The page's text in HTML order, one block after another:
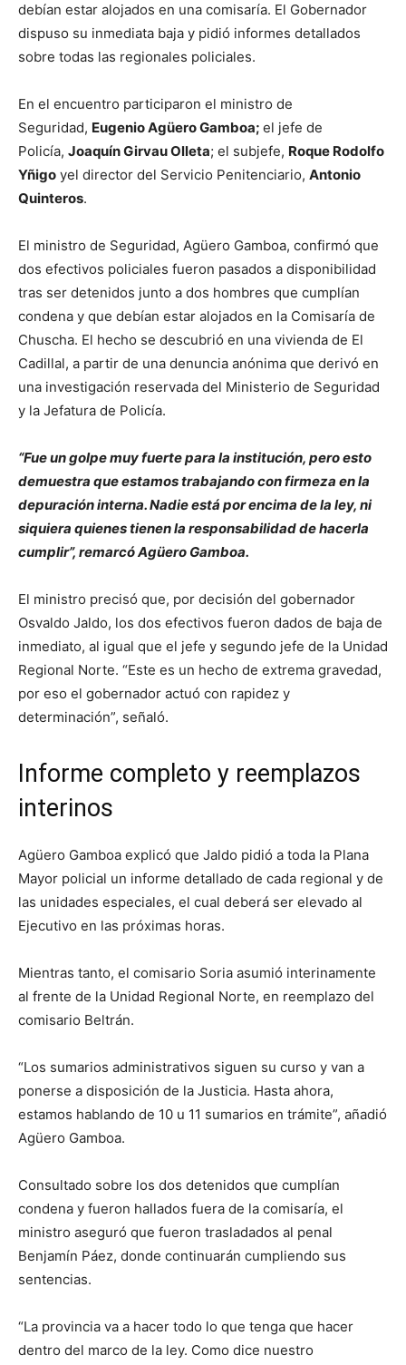
debían estar alojados en una comisaría. El Gobernador
dispuso su inmediata baja y pidió informes detallados
sobre todas las regionales policiales.
En el encuentro participaron el ministro de
Seguridad, Eugenio Agüero Gamboa; el jefe de
Policía, Joaquín Girvau Olleta; el subjefe, Roque Rodolfo
Yñigo yel director del Servicio Penitenciario, Antonio
Quinteros.
El ministro de Seguridad, Agüero Gamboa, confirmó que
dos efectivos policiales fueron pasados a disponibilidad
tras ser detenidos junto a dos hombres que cumplían
condena y que debían estar alojados en la Comisaría de
Chuscha. El hecho se descubrió en una vivienda de El
Cadillal, a partir de una denuncia anónima que derivó en
una investigación reservada del Ministerio de Seguridad
y la Jefatura de Policía.
“Fue un golpe muy fuerte para la institución, pero esto
demuestra que estamos trabajando con firmeza en la
depuración interna. Nadie está por encima de la ley, ni
siquiera quienes tienen la responsabilidad de hacerla
cumplir”, remarcó Agüero Gamboa.
El ministro precisó que, por decisión del gobernador
Osvaldo Jaldo, los dos efectivos fueron dados de baja de
inmediato, al igual que el jefe y segundo jefe de la Unidad
Regional Norte. “Este es un hecho de extrema gravedad,
por eso el gobernador actuó con rapidez y
determinación”, señaló.
Informe completo y reemplazos
interinos
Agüero Gamboa explicó que Jaldo pidió a toda la Plana
Mayor policial un informe detallado de cada regional y de
las unidades especiales, el cual deberá ser elevado al
Ejecutivo en las próximas horas.
Mientras tanto, el comisario Soria asumió interinamente
al frente de la Unidad Regional Norte, en reemplazo del
comisario Beltrán.
“Los sumarios administrativos siguen su curso y van a
ponerse a disposición de la Justicia. Hasta ahora,
estamos hablando de 10 u 11 sumarios en trámite”, añadió
Agüero Gamboa.
Consultado sobre los dos detenidos que cumplían
condena y fueron hallados fuera de la comisaría, el
ministro aseguró que fueron trasladados al penal
Benjamín Páez, donde continuarán cumpliendo sus
sentencias.
“La provincia va a hacer todo lo que tenga que hacer
dentro del marco de la ley. Como dice nuestro